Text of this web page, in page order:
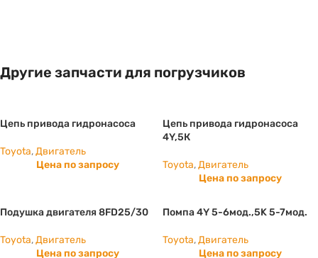
Другие запчасти для погрузчиков
Цепь привода гидронасоса
Toyota,Двигатель
Цена по запросу
Цепь привода гидронасоса
4Y,5К
Toyota,Двигатель
Цена по запросу
Подушка двигателя 8FD25/30
Toyota,Двигатель
Цена по запросу
Помпа 4Y 5-6мод.,5K 5-7мод.
Toyota,Двигатель
Цена по запросу